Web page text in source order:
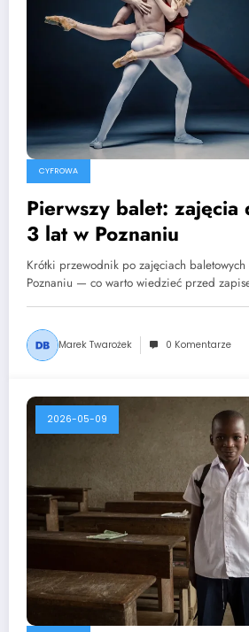
CYFROWA
Pierwszy balet: zajęcia
3 lat w Poznaniu
Krótki przewodnik po zajęciach
Poznaniu — co warto wiedzieć przed
Marek Twarożek 0 Komentarze
2026-05-09